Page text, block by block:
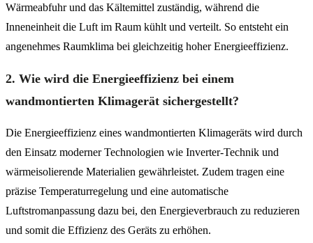
Wärmeabfuhr und das Kältemittel zuständig, während die
Inneneinheit die Luft im Raum kühlt und verteilt. So entsteht ein
angenehmes Raumklima bei gleichzeitig hoher Energieeffizienz.
2. Wie wird die Energieeffizienz bei einem
wandmontierten Klimagerät sichergestellt?
Die Energieeffizienz eines wandmontierten Klimageräts wird durch
den Einsatz moderner Technologien wie Inverter-Technik und
wärmeisolierende Materialien gewährleistet. Zudem tragen eine
präzise Temperaturregelung und eine automatische
Luftstromanpassung dazu bei, den Energieverbrauch zu reduzieren
und somit die Effizienz des Geräts zu erhöhen.